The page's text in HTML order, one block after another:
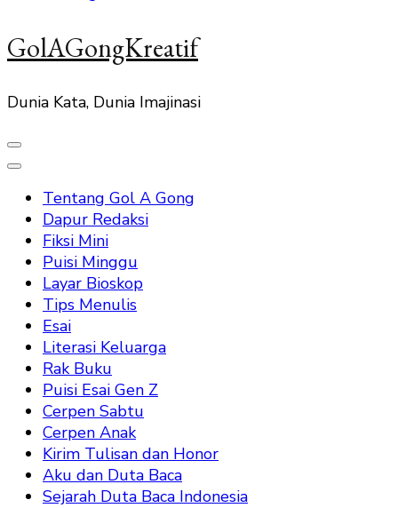
GolAGongKreatif
Dunia Kata, Dunia Imajinasi
Tentang Gol A Gong
Dapur Redaksi
Fiksi Mini
Puisi Minggu
Layar Bioskop
Tips Menulis
Esai
Literasi Keluarga
Rak Buku
Puisi Esai Gen Z
Cerpen Sabtu
Cerpen Anak
Kirim Tulisan dan Honor
Aku dan Duta Baca
Sejarah Duta Baca Indonesia